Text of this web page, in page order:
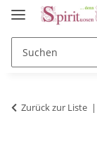
Zurück zur Liste